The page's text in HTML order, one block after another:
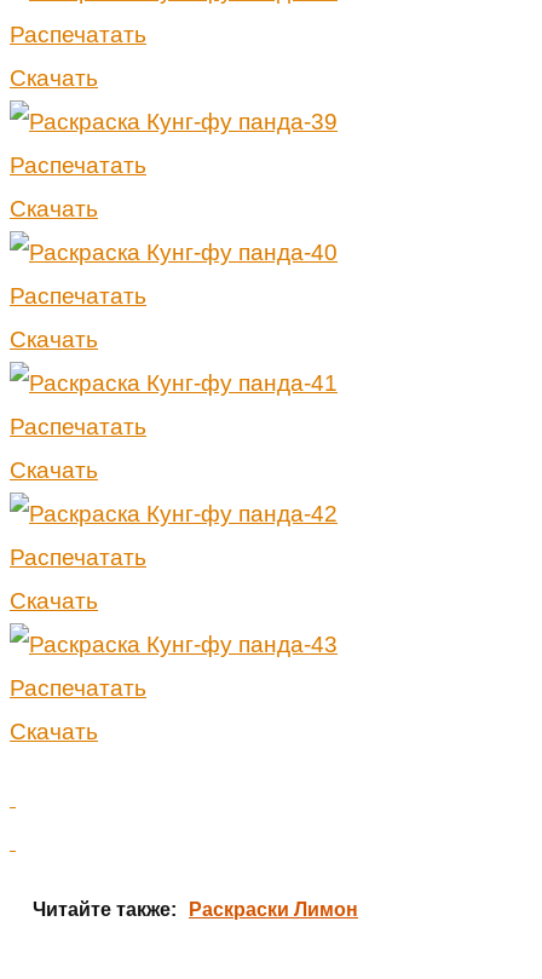
Распечатать
Скачать
Распечатать
Скачать
Распечатать
Скачать
Распечатать
Скачать
Распечатать
Скачать
Распечатать
Скачать
Читайте также: Раскраски Лимон